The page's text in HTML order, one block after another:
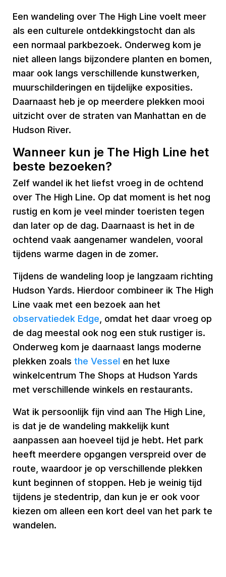
Een wandeling over The High Line voelt meer
als een culturele ontdekkingstocht dan als
een normaal parkbezoek. Onderweg kom je
niet alleen langs bijzondere planten en bomen,
maar ook langs verschillende kunstwerken,
muurschilderingen en tijdelijke exposities.
Daarnaast heb je op meerdere plekken mooi
uitzicht over de straten van Manhattan en de
Hudson River.
Wanneer kun je The High Line het
beste bezoeken?
Zelf wandel ik het liefst vroeg in de ochtend
over The High Line. Op dat moment is het nog
rustig en kom je veel minder toeristen tegen
dan later op de dag. Daarnaast is het in de
ochtend vaak aangenamer wandelen, vooral
tijdens warme dagen in de zomer.
Tijdens de wandeling loop je langzaam richting
Hudson Yards. Hierdoor combineer ik The High
Line vaak met een bezoek aan het
observatiedek Edge , omdat het daar vroeg op
de dag meestal ook nog een stuk rustiger is.
Onderweg kom je daarnaast langs moderne
plekken zoals the Vessel en het luxe
winkelcentrum The Shops at Hudson Yards
met verschillende winkels en restaurants.
Wat ik persoonlijk fijn vind aan The High Line,
is dat je de wandeling makkelijk kunt
aanpassen aan hoeveel tijd je hebt. Het park
heeft meerdere opgangen verspreid over de
route, waardoor je op verschillende plekken
kunt beginnen of stoppen. Heb je weinig tijd
tijdens je stedentrip, dan kun je er ook voor
kiezen om alleen een kort deel van het park te
wandelen.